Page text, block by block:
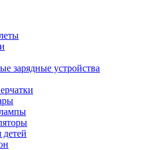
зарядные устройства